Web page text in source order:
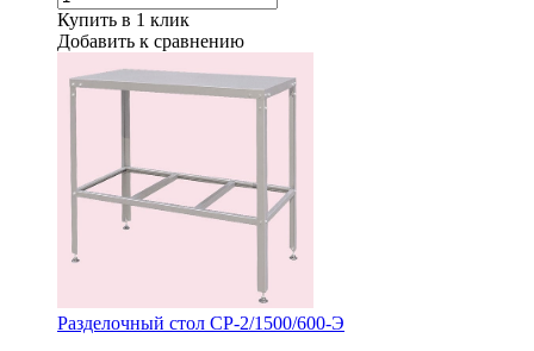
Купить в 1 клик
Добавить к сравнению
Разделочный стол СР-2/1500/600-Э